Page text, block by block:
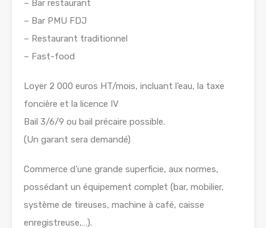
– Bar restaurant
– Bar PMU FDJ
– Restaurant traditionnel
– Fast-food
Loyer 2 000 euros HT/mois, incluant l’eau, la taxe
foncière et la licence IV
Bail 3/6/9 ou bail précaire possible.
(Un garant sera demandé)
Commerce d’une grande superficie, aux normes,
possédant un équipement complet (bar, mobilier,
système de tireuses, machine à café, caisse
enregistreuse,…).